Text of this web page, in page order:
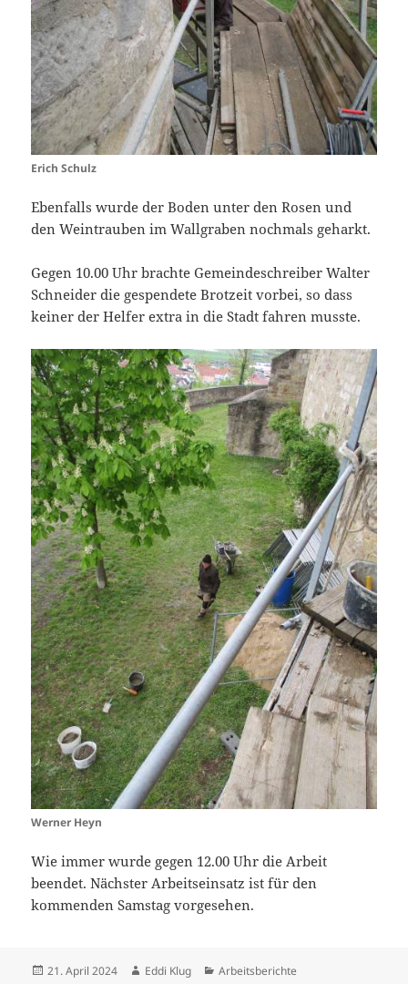
Erich Schulz
Ebenfalls wurde der Boden unter den Rosen und
den Weintrauben im Wallgraben nochmals geharkt.
Gegen 10.00 Uhr brachte Gemeindeschreiber Walter
Schneider die gespendete Brotzeit vorbei, so dass
keiner der Helfer extra in die Stadt fahren musste.
Werner Heyn
Wie immer wurde gegen 12.00 Uhr die Arbeit
beendet. Nächster Arbeitseinsatz ist für den
kommenden Samstag vorgesehen.
Veröffentlicht
21. April 2024 Autor
Eddi Klug Kategorien
Arbeitsberichte